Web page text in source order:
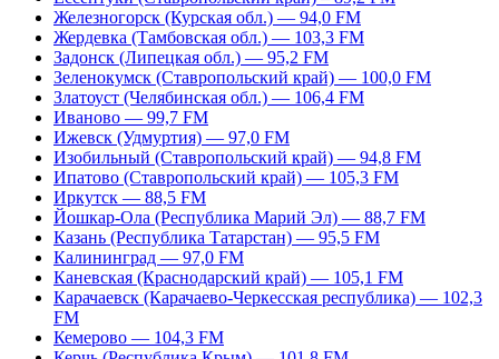
Железногорск (Курская обл.) — 94,0 FM
Жердевка (Тамбовская обл.) — 103,3 FM
Задонск (Липецкая обл.) — 95,2 FM
Зеленокумск (Ставропольский край) — 100,0 FM
Златоуст (Челябинская обл.) — 106,4 FM
Иваново — 99,7 FM
Ижевск (Удмуртия) — 97,0 FM
Изобильный (Ставропольский край) — 94,8 FM
Ипатово (Ставропольский край) — 105,3 FM
Иркутск — 88,5 FM
Йошкар-Ола (Республика Марий Эл) — 88,7 FM
Казань (Республика Татарстан) — 95,5 FM
Калининград — 97,0 FM
Каневская (Краснодарский край) — 105,1 FM
Карачаевск (Карачаево-Черкесская республика) — 102,3
FM
Кемерово — 104,3 FM